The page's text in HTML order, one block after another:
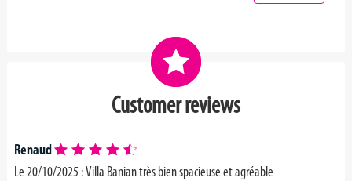
Customer reviews
Renaud
Le 20/10/2025 :Villa Banian très bien spacieuse et agréable